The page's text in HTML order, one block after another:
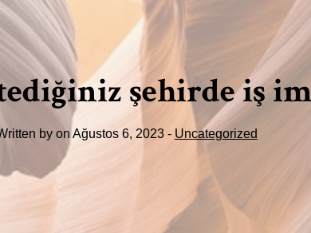
şehirde iş
by on Ağustos 6, 2023 - Uncategorized